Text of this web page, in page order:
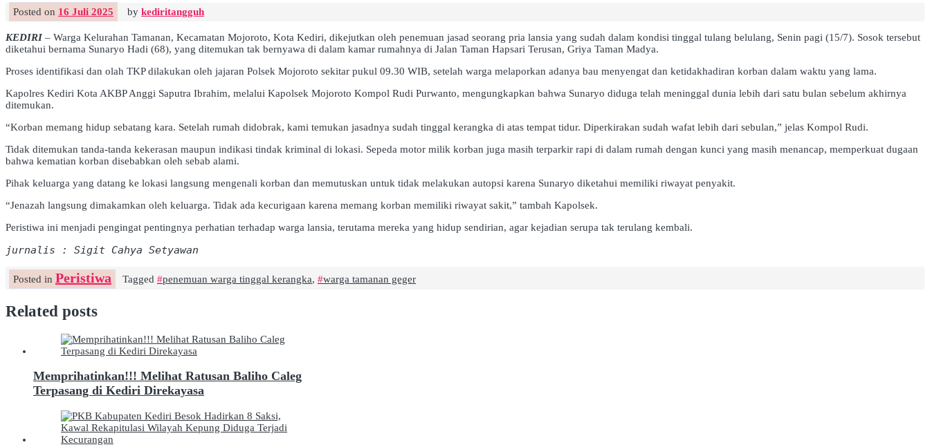
Posted on 16 Juli 2025 by kediritangguh
KEDIRI– Warga Kelurahan Tamanan, Kecamatan Mojoroto, Kota Kediri, dikejutkan oleh penemuan jasad seorang pria lansia yang sudah dalam kondisi tinggal tulang belulang, Senin pagi (15/7). Sosok tersebut
diketahui bernama Sunaryo Hadi (68), yang ditemukan tak bernyawa di dalam kamar rumahnya di Jalan Taman Hapsari Terusan, Griya Taman Madya.
Proses identifikasi dan olah TKP dilakukan oleh jajaran Polsek Mojoroto sekitar pukul 09.30 WIB, setelah warga melaporkan adanya bau menyengat dan ketidakhadiran korban dalam waktu yang lama.
Kapolres Kediri Kota AKBP Anggi Saputra Ibrahim, melalui Kapolsek Mojoroto Kompol Rudi Purwanto, mengungkapkan bahwa Sunaryo diduga telah meninggal dunia lebih dari satu bulan sebelum akhirnya
ditemukan.
“Korban memang hidup sebatang kara. Setelah rumah didobrak, kami temukan jasadnya sudah tinggal kerangka di atas tempat tidur. Diperkirakan sudah wafat lebih dari sebulan,” jelas Kompol Rudi.
Tidak ditemukan tanda-tanda kekerasan maupun indikasi tindak kriminal di lokasi. Sepeda motor milik korban juga masih terparkir rapi di dalam rumah dengan kunci yang masih menancap, memperkuat dugaan
bahwa kematian korban disebabkan oleh sebab alami.
Pihak keluarga yang datang ke lokasi langsung mengenali korban dan memutuskan untuk tidak melakukan autopsi karena Sunaryo diketahui memiliki riwayat penyakit.
“Jenazah langsung dimakamkan oleh keluarga. Tidak ada kecurigaan karena memang korban memiliki riwayat sakit,” tambah Kapolsek.
Peristiwa ini menjadi pengingat pentingnya perhatian terhadap warga lansia, terutama mereka yang hidup sendirian, agar kejadian serupa tak terulang kembali.
jurnalis : Sigit Cahya Setyawan
Posted in Peristiwa Tagged penemuan warga tinggal kerangka, warga tamanan geger
Related posts
Memprihatinkan!!! Melihat Ratusan Baliho Caleg
Terpasang di Kediri Direkayasa